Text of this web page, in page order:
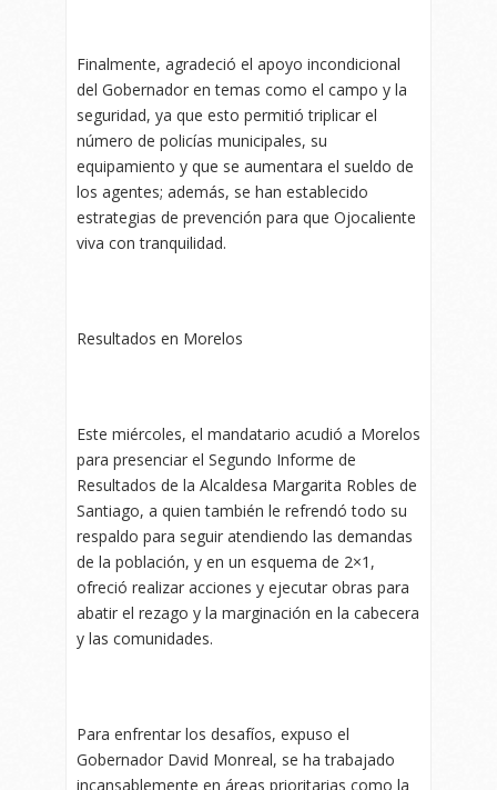
Finalmente, agradeció el apoyo incondicional
del Gobernador en temas como el campo y la
seguridad, ya que esto permitió triplicar el
número de policías municipales, su
equipamiento y que se aumentara el sueldo de
los agentes; además, se han establecido
estrategias de prevención para que Ojocaliente
viva con tranquilidad.
Resultados en Morelos
Este miércoles, el mandatario acudió a Morelos
para presenciar el Segundo Informe de
Resultados de la Alcaldesa Margarita Robles de
Santiago, a quien también le refrendó todo su
respaldo para seguir atendiendo las demandas
de la población, y en un esquema de 2×1,
ofreció realizar acciones y ejecutar obras para
abatir el rezago y la marginación en la cabecera
y las comunidades.
Para enfrentar los desafíos, expuso el
Gobernador David Monreal, se ha trabajado
incansablemente en áreas prioritarias como la